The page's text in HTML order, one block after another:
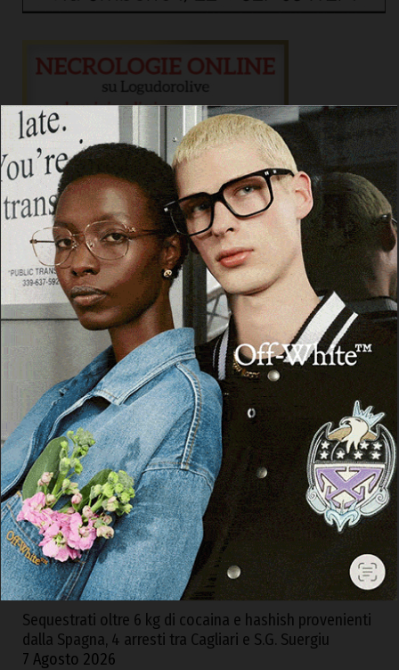
ARTICOLI RECENTI
Ad Alà dei Sardi la XXIII Rassegna Internazionale del
Folklore
7 Agosto 2026
Sequestrati oltre 6 kg di cocaina e hashish provenienti
dalla Spagna, 4 arresti tra Cagliari e S.G. Suergiu
7 Agosto 2026